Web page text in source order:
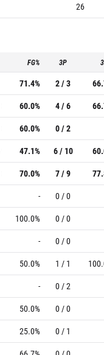
26
FG% 3P
71.4% 2 / 3
60.0% 4 / 6
60.0% 0 / 2
47.1% 6 / 10
70.0% 7 / 9
- 0 / 0
100.0% 0 / 0
- 0 / 0
50.0% 1 / 1
- 0 / 2
50.0% 0 / 0
25.0% 0 / 1